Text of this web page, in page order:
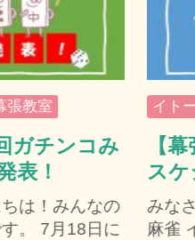
張教室
ガチンコみ
表！
は！みんなの
。 7月18日に
イト
【
ス
みな
麻雀